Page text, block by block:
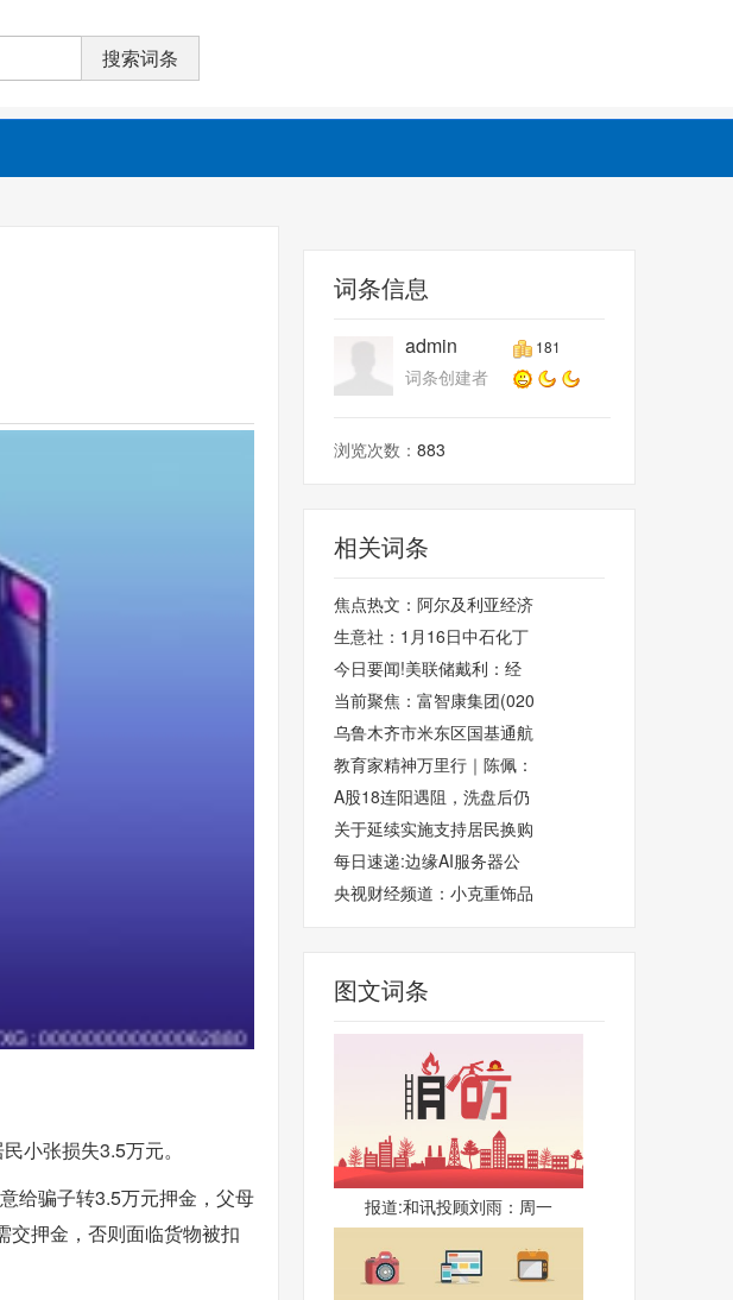
小张损失3.5万元。
给骗子转3.5万元押金，父母
交押金，否则面临货物被扣
词条信息
admin 181
词条创建者
浏览次数： 883
相关词条
焦点热文：阿尔及利亚经济
生意社：1月16日中石化丁
今日要闻!美联储戴利：经
当前聚焦：富智康集团(020
乌鲁木齐市米东区国基通航
教育家精神万里行｜陈佩：
A股18连阳遇阻，洗盘后仍
关于延续实施支持居民换购
每日速递:边缘AI服务器公
央视财经频道：小克重饰品
图文词条
报道:和讯投顾刘雨：周一